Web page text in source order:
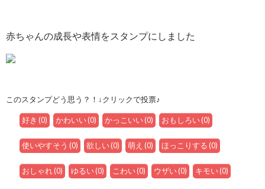
赤ちゃんの成長や表情をスタンプにしました
このスタンプどう思う？！↓クリックで投票♪
好き (0) かわいい(0) かっこいい(0) おもしろい(0)
使いやすそう (0) 欲しい(0) 萌え (0) ほっこりする(0)
おしゃれ(0) ゆるい(0) こわい(0) ウザい(0) キモい(0)